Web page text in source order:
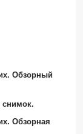
Обзорный
снимок.
Обзорная